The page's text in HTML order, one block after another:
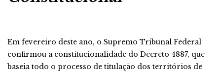
Em fevereiro deste ano, o Supremo Tribunal Federal
confirmou a constitucionalidade do Decreto 4887, que
baseia todo o processo de titulação dos territórios de